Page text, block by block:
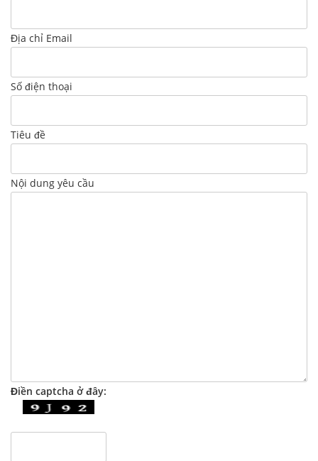
Địa chỉ Email
Số điện thoại
Tiêu đề
Nội dung yêu cầu
Điền captcha ở đây: